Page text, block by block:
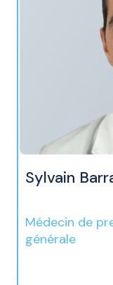
Sylvain
Médecin de
générale